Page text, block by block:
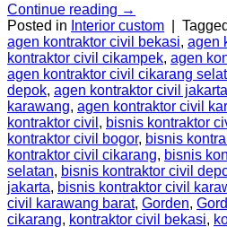
Continue reading →
Posted in Interior custom Tagged
agen kontraktor civil bekasi, agen
kontraktor civil cikampek, agen
agen kontraktor civil cikarang
depok, agen kontraktor civil jakarta
karawang, agen kontraktor civil
kontraktor civil , bisnis kontraktor
kontraktor civil bogor, bisnis
kontraktor civil cikarang, bisnis
selatan, bisnis kontraktor civil
jakarta, bisnis kontraktor civil
civil karawang barat, Gorden,
cikarang, kontraktor civil bekasi,